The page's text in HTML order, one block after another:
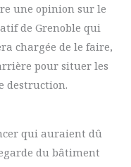
une opinion sur le
de Grenoble qui
chargée de le faire,
pour situer les
destruction.
qui auraient dû
du bâtiment